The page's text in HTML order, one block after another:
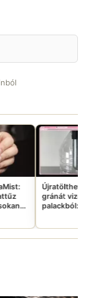
CO2
vizes
tényleg